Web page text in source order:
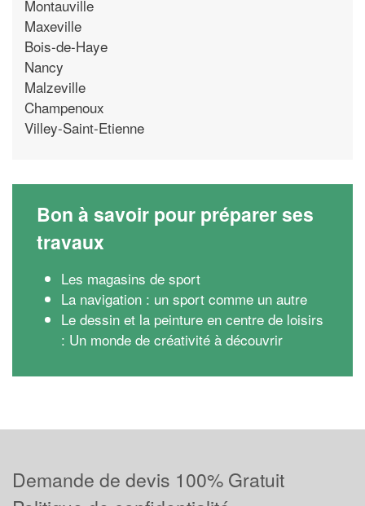
Montauville
Maxeville
Bois-de-Haye
Nancy
Malzeville
Champenoux
Villey-Saint-Etienne
Bon à savoir pour préparer ses
travaux
Les magasins de sport
La navigation : un sport comme un autre
Le dessin et la peinture en centre de loisirs
: Un monde de créativité à découvrir
Demande de devis 100% Gratuit